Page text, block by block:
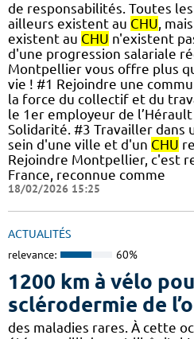
de responsabilités. Toutes
ailleurs existent au CHU,
existent au CHU n'existent
d'une progression salariale
Montpellier vous offre plus
vie ! #1 Rejoindre une
la force du collectif et du
le 1er employeur de
Solidarité. #3 Travailler dans
sein d'une ville et d'un CHU
Rejoindre Montpellier, c'est
France, reconnue comme
18/02/2026 15:25
ACTUALITÉS
relevance: 60%
1200 km à vélo
sclérodermie de
des maladies rares. À cette